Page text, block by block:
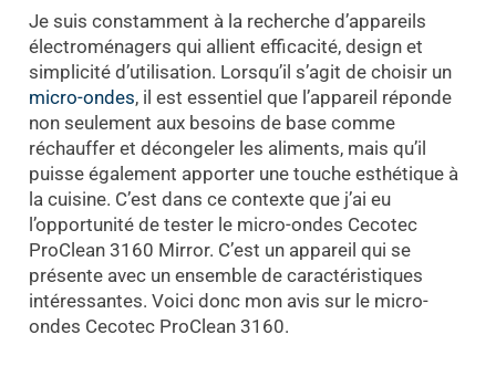
Je suis constamment à la recherche d’appareils
électroménagers qui allient efficacité, design et
simplicité d’utilisation. Lorsqu’il s’agit de choisir un
micro-ondes, il est essentiel que l’appareil réponde
non seulement aux besoins de base comme
réchauffer et décongeler les aliments, mais qu’il
puisse également apporter une touche esthétique à
la cuisine. C’est dans ce contexte que j’ai eu
l’opportunité de tester le micro-ondes Cecotec
ProClean 3160 Mirror. C’est un appareil qui se
présente avec un ensemble de caractéristiques
intéressantes. Voici donc mon avis sur le micro-
ondes Cecotec ProClean 3160.